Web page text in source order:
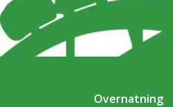
Overnatning